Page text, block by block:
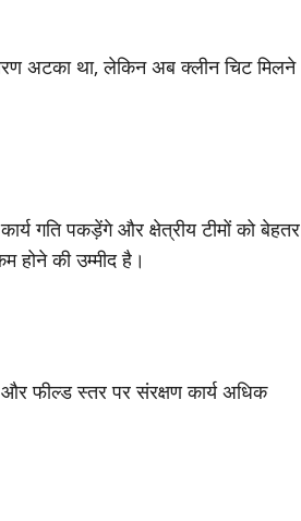
अटका था, लेकिन अब क्लीन चिट मिलने
गति पकड़ेंगे और क्षेत्रीय टीमों को बेहतर
होने की उम्मीद है।
और फील्ड स्तर पर संरक्षण कार्य अधिक